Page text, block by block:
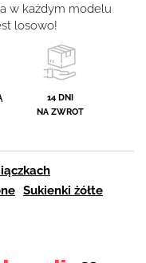
w każdym modelu
losowo!
14 DNI
NA ZWROT
Sukienki żółte